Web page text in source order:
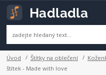
Úvod Štítky na oblečení
štítek - Made with love